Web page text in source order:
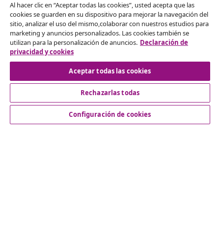
Desistir del contrato
Solicita la cancelación de tu pedido.
Desistir del contrato
Servicio al Cliente
Al hacer clic en “Aceptar todas las cookies”, usted acepta que las
cookies se guarden en su dispositivo para mejorar la navegación del
sitio, analizar el uso del mismo,colaborar con nuestros estudios para
marketing y anuncios personalizados. Las cookies también se
utilizan para la personalización de anuncios. Declaración de
privacidad y cookies
Aceptar todas las cookies
Rechazarlas todas
Configuración de cookies